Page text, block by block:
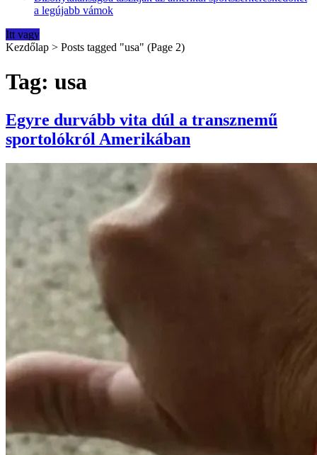
a legújabb vámok
Itt vagy
Kezdőlap > Posts tagged "usa" (Page 2)
Tag: usa
Egyre durvább vita dúl a transznemű
sportolókról Amerikában